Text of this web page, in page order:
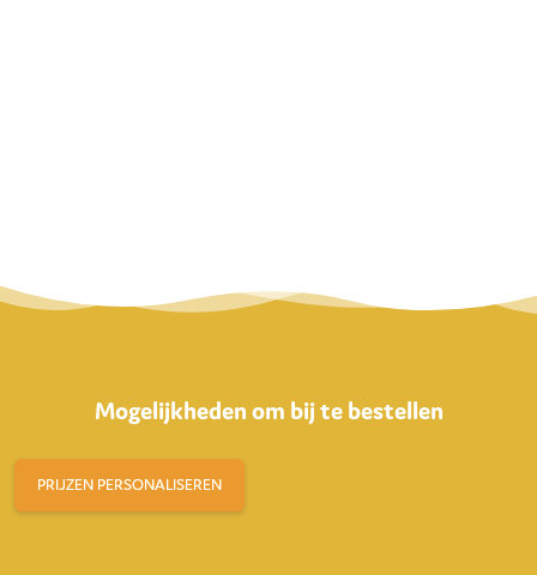
Mogelijkheden om bij te bestellen
PRIJZEN PERSONALISEREN